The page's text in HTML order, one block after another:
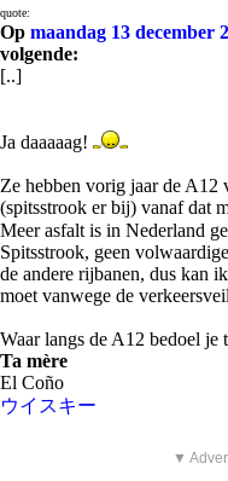
quote:
Op maandag 13 december
volgende:
[..]
Ja daaaaag!
Ze hebben vorig jaar de A12
(spitsstrook er bij) vanaf dat
Meer asfalt is in Nederland
Spitsstrook, geen
de andere rijbanen, dus kan
moet vanwege de
Waar langs de A12 bedoel je
Ta mère
El Coño
ウイスキー
▼